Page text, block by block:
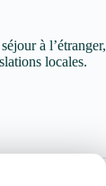
à l’étranger,
locales.